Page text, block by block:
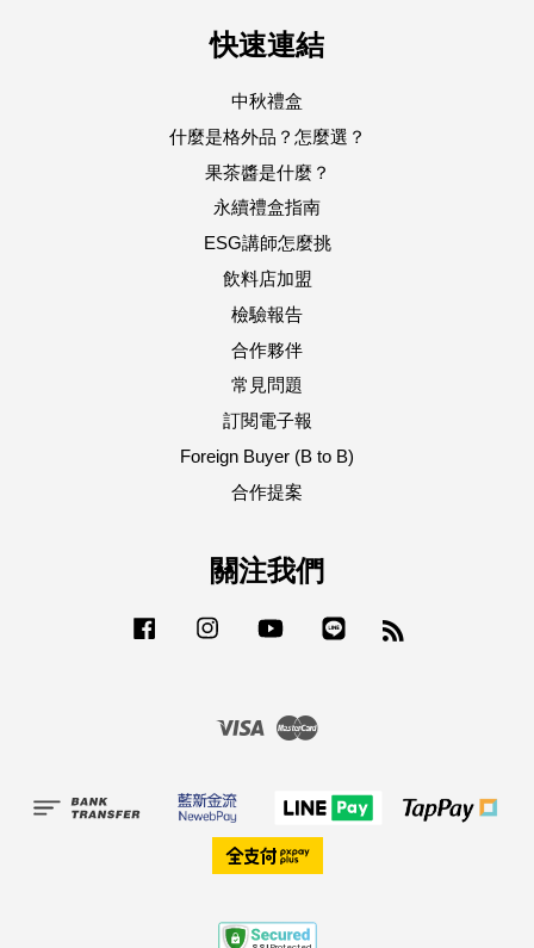
快速連結
中秋禮盒
什麼是格外品？怎麼選？
果茶醬是什麼？
永續禮盒指南
ESG講師怎麼挑
飲料店加盟
檢驗報告
合作夥伴
常見問題
訂閱電子報
Foreign Buyer (B to B)
合作提案
關注我們
Facebook Instagram YouTube
Visa